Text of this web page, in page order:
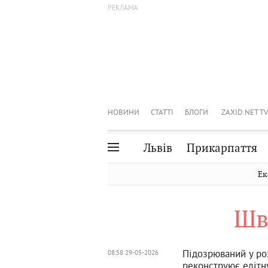
НОВИНИ СТАТТІ БЛОГИ ZAXID.NET TV
Львів Прикарпаття
08:58 29-05-2026
Підозрюваний у
реконструює